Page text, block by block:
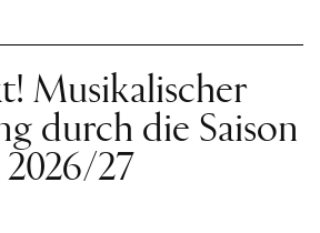
Musikalischer
durch die Saison
2026/27